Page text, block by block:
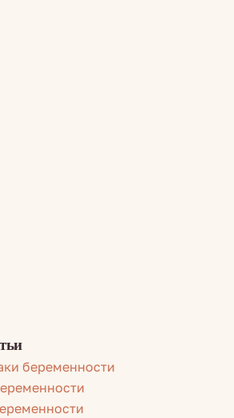
беременности